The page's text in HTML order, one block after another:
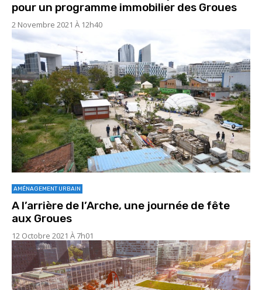
pour un programme immobilier des Groues
2 Novembre 2021 À 12h40
AMÉNAGEMENT URBAIN
A l’arrière de l’Arche, une journée de fête
aux Groues
12 Octobre 2021 À 7h01